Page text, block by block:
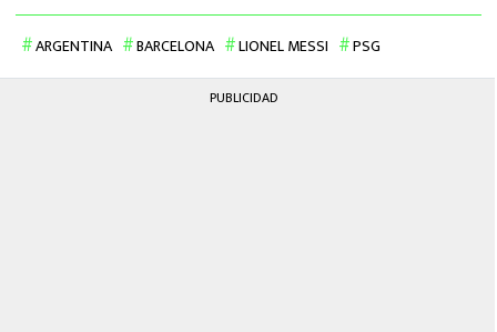
ARGENTINA BARCELONA LIONEL MESSI PSG
PUBLICIDAD